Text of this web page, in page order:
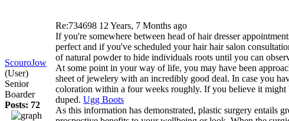
ScouroJow
(User)
Senior
Boarder
Posts: 72
Re:734698 12 Years, 7 Months ago
If you're somewhere between head of hair dresser
perfect and if you've scheduled your hair hair salon
of natural powder to hide individuals roots until you can
At some point in your way of life, you may have been
sheet of jewelery with an incredibly good deal. In case you
coloration within a four weeks roughly. If you believe it
duped. Ugg Boots
As this information has demonstrated, plastic surgery entails